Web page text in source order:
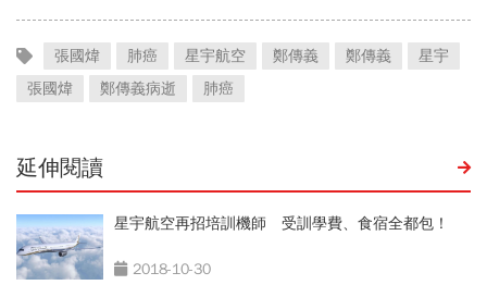
張國煒 肺癌 星宇航空 鄭傳義 鄭傳義
星宇
張國煒
鄭傳義病逝 肺癌
延伸閱讀
星宇航空再招培訓機師 受訓學費、食宿全都包！
2018-10-30